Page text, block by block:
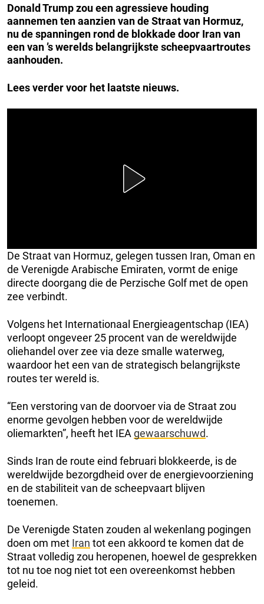
Donald Trump zou een agressieve houding
aannemen ten aanzien van de Straat van Hormuz,
nu de spanningen rond de blokkade door Iran van
een van ’s werelds belangrijkste scheepvaartroutes
aanhouden.
Lees verder voor het laatste nieuws.
De Straat van Hormuz, gelegen tussen Iran, Oman en
de Verenigde Arabische Emiraten, vormt de enige
directe doorgang die de Perzische Golf met de open
zee verbindt.
Volgens het Internationaal Energieagentschap (IEA)
verloopt ongeveer 25 procent van de wereldwijde
oliehandel over zee via deze smalle waterweg,
waardoor het een van de strategisch belangrijkste
routes ter wereld is.
“Een verstoring van de doorvoer via de Straat zou
enorme gevolgen hebben voor de wereldwijde
oliemarkten”, heeft het IEA gewaarschuwd.
Sinds Iran de route eind februari blokkeerde, is de
wereldwijde bezorgdheid over de energievoorziening
en de stabiliteit van de scheepvaart blijven
toenemen.
De Verenigde Staten zouden al wekenlang pogingen
doen om met Iran tot een akkoord te komen dat de
Straat volledig zou heropenen, hoewel de gesprekken
tot nu toe nog niet tot een overeenkomst hebben
geleid.